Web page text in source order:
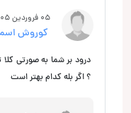
05 فروردین 1405
کوروش
؟ اگر بله کدام بهتر است